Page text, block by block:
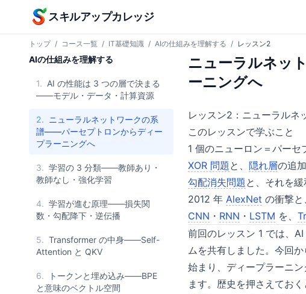
本文へスキップ
スキルアップカレッジ
トップ / コース一覧 / IT基礎知識 / AIの仕組みを理解する / レッスン2
AIの仕組みを理解する
1. AI の性能は 3 つの層で決まる
——モデル・データ・計算資源
2. ニューラルネットワークの系
譜——パーセプトロンからディー
プラーニングへ
3. 学習の 3 分類——教師あり・
教師なし・強化学習
4. 学習が進む原理——損失関
数・勾配降下・逆伝播
5. Transformer の中身——Self-
Attention と QKV
6.
トークンと埋め込み——BPE
と意味のベクトル空間
ニューラルネッ
ーニングへ
レッスン2：ニューラル
このレッスンで学ぶこと
1 個のニューロン＝パーセ
XOR 問題と、 隠れ層の追
勾配消失問題と、それを
2012 年 AlexNet の衝撃
CNN ・ RNN ・ LSTM を、
前回のレッスン 1 では、
ムを共有しました。今回
始まり、ディープラーニ
ます。歴史を押さえてお